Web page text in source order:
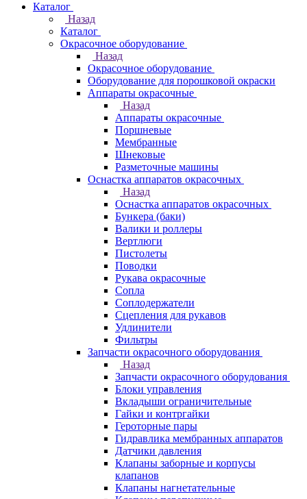
Каталог
Назад
Каталог
Окрасочное оборудование
Назад
Окрасочное оборудование
Оборудование для порошковой окраски
Аппараты окрасочные
Назад
Аппараты окрасочные
Поршневые
Мембранные
Шнековые
Разметочные машины
Оснастка аппаратов окрасочных
Назад
Оснастка аппаратов окрасочных
Бункера (баки)
Валики и роллеры
Вертлюги
Пистолеты
Поводки
Рукава окрасочные
Сопла
Соплодержатели
Сцепления для рукавов
Удлинители
Фильтры
Запчасти окрасочного оборудования
Назад
Запчасти окрасочного оборудования
Блоки управления
Вкладыши ограничительные
Гайки и контргайки
Героторные пары
Гидравлика мембранных аппаратов
Датчики давления
Клапаны заборные и корпусы
клапанов
Клапаны нагнетательные